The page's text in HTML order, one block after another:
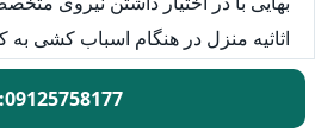
اثاثیه منزل در هنگام اسباب کشی به
کار اسباب کشی را آسوده تر کنند. زیرا
منزل یکی از مهم ترین و سخت ترین